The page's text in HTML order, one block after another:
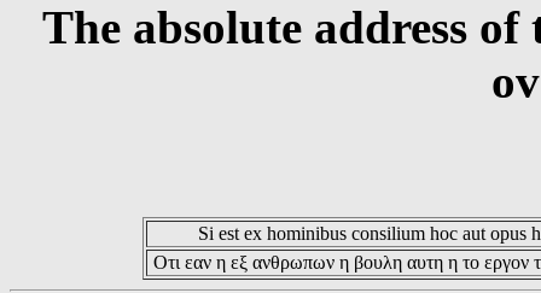
The absolute address
Si est ex hominibus consilium hoc aut opus
Οτι εαν η εξ ανθρωπων η βουλη αυτη η το εργον